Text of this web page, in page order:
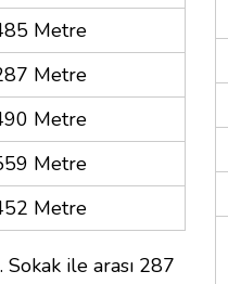
Metre
Metre
Metre
Metre
Metre
ile arası 287